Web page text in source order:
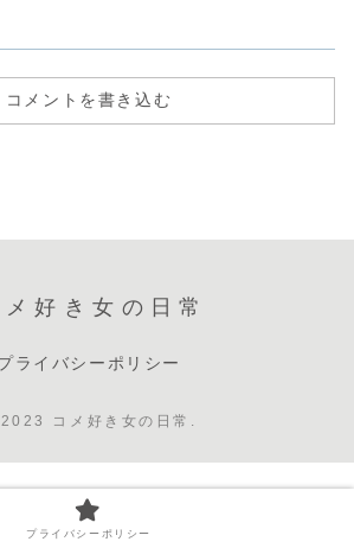
コメントを書き込む
メ好き女の日常
ライバシーポリシー
コメ好き女の日常.
プライバシーポリシー